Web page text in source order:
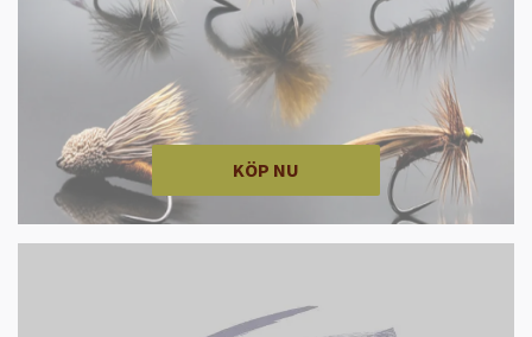
KÖP NU